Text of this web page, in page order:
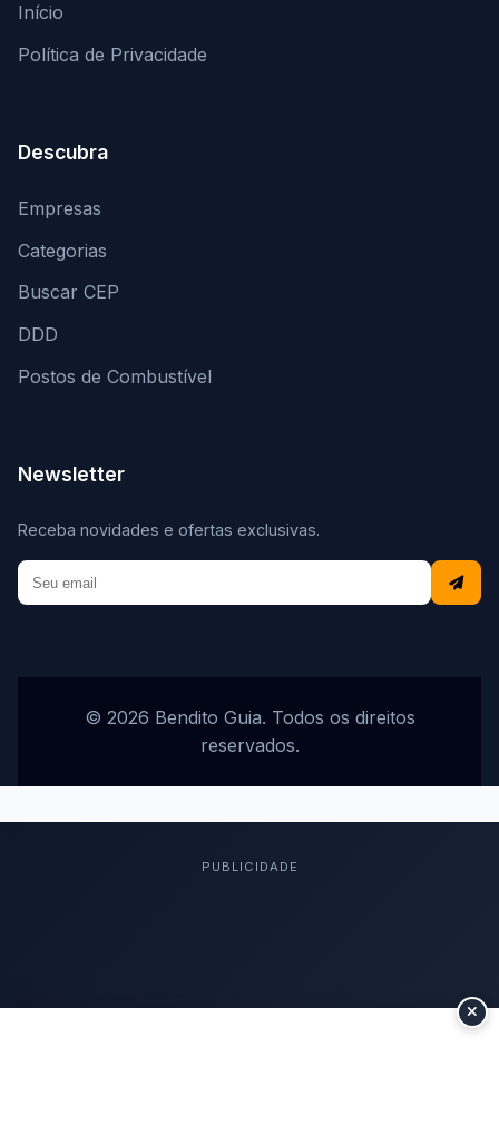
Início
Política de Privacidade
Descubra
Empresas
Categorias
Buscar CEP
DDD
Postos de Combustível
Newsletter
Receba novidades e ofertas exclusivas.
© 2026 Bendito Guia. Todos os direitos
reservados.